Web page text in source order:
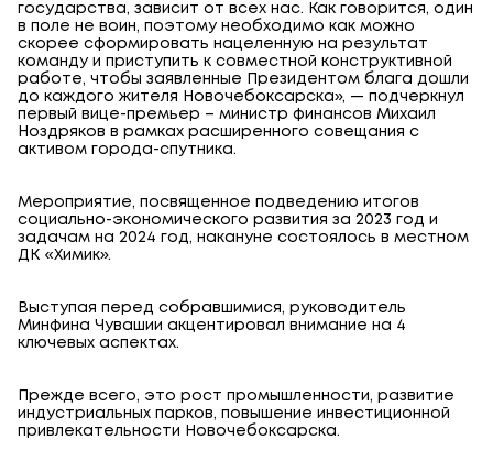
государства, зависит от всех нас. Как говорится, один
в поле не воин, поэтому необходимо как можно
скорее сформировать нацеленную на результат
команду и приступить к совместной конструктивной
работе, чтобы заявленные Президентом блага дошли
до каждого жителя Новочебоксарска», — подчеркнул
первый вице-премьер – министр финансов Михаил
Ноздряков в рамках расширенного совещания с
активом города-спутника.
Мероприятие, посвященное подведению итогов
социально-экономического развития за 2023 год и
задачам на 2024 год, накануне состоялось в местном
ДК «Химик».
Выступая перед собравшимися, руководитель
Минфина Чувашии акцентировал внимание на 4
ключевых аспектах.
Прежде всего, это рост промышленности, развитие
индустриальных парков, повышение инвестиционной
привлекательности Новочебоксарска.